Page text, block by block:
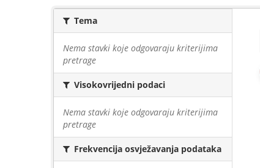
Tema
Nema stavki koje odgovaraju kriterijima
pretrage
Visokovrijedni podaci
Nema stavki koje odgovaraju kriterijima
pretrage
Frekvencija osvježavanja podataka